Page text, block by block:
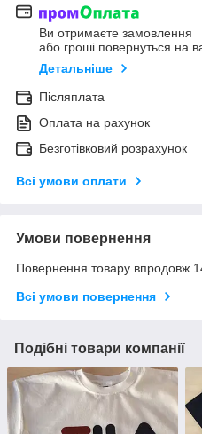
Ви отримаєте замовлення
або гроші повернуться на
Детальніше
Післяплата
Оплата на рахунок
Безготівковий розрахунок
Всі умови оплати
Умови повернення
Повернення товару впродовж
Всі умови повернення
Подібні товари компанії